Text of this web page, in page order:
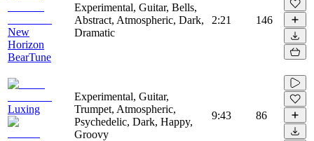
New
Horizon
BearTune
Experimental, Guitar, Bells,
Abstract, Atmospheric, Dark,
Dramatic
2:21 146
Luxing
Experimental, Guitar,
Trumpet, Atmospheric,
Psychedelic, Dark, Happy,
Groovy
9:43 86